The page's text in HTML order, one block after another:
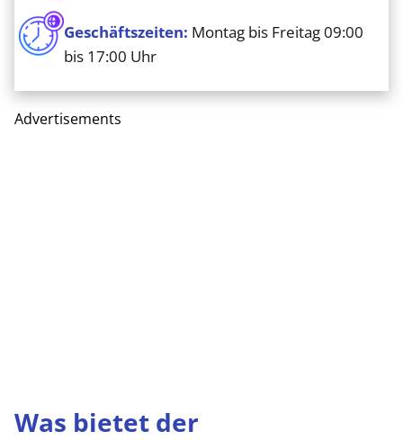
Geschäftszeiten: Montag bis Freitag 09:00
bis 17:00 Uhr
Advertisements
Was bietet der